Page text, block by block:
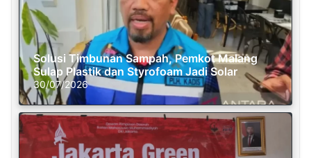
Solusi Timbunan Sampah, Pemkot Malang
Sulap Plastik dan Styrofoam Jadi Solar
30/07/2026